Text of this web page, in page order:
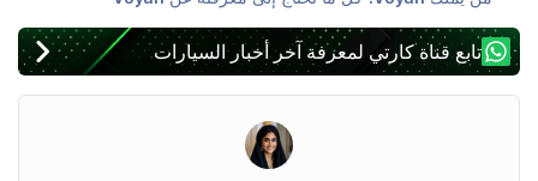
تابع قناة كارتي لمعرفة آخر أخبار السيارات